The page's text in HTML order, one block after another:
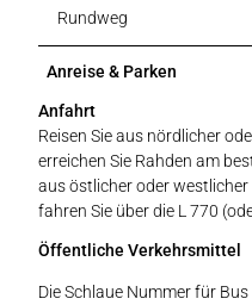
Rundweg
Anreise & Parken
Anfahrt
Reisen Sie aus nördlicher
erreichen Sie Rahden am
aus östlicher oder
fahren Sie über die L 770
Öffentliche Verkehrsmittel
Die Schlaue Nummer für